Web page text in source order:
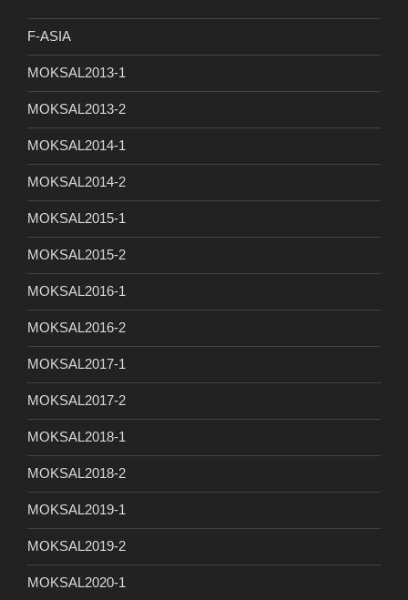
F-ASIA
MOKSAL2013-1
MOKSAL2013-2
MOKSAL2014-1
MOKSAL2014-2
MOKSAL2015-1
MOKSAL2015-2
MOKSAL2016-1
MOKSAL2016-2
MOKSAL2017-1
MOKSAL2017-2
MOKSAL2018-1
MOKSAL2018-2
MOKSAL2019-1
MOKSAL2019-2
MOKSAL2020-1